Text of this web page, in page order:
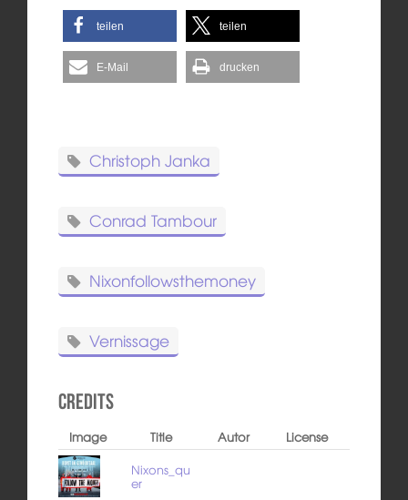
teilen teilen
E-Mail drucken
Christoph Janka
Conrad Tambour
Nixonfollowsthemoney
Vernissage
Credits
Image Title Autor
License
Nixons_qu
er